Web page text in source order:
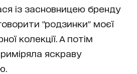
із засновницею бренду
"родзинки" моєї
колекції. А потім
яскраву